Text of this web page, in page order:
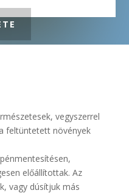
vegyszerrel
feltüntetett növények
előállítottak. Az
vagy dúsítjuk más